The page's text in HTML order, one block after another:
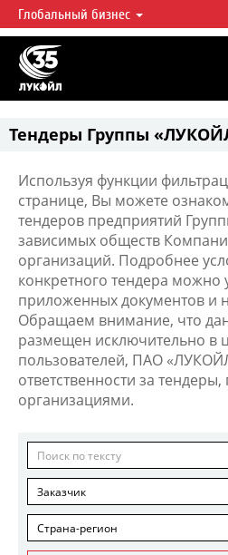
ЛУКОЙЛ СЕГОДНЯ
ЛУКОЙЛ — одна из крупнейших
нефтегазовых компаний в мире, на долю
мировой добычи нефти и около 1%
Глобальный бизнес
Тендеры Группы
Используя функции
странице, Вы можете
тендеров предприятий
зависимых обществ
организаций. Подробнее
конкретного тендера можно
приложенных документов и
Обращаем внимание, что
размещен исключительно в
пользователей, ПАО
ответственности за
организациями.
Заказчик
Страна-регион